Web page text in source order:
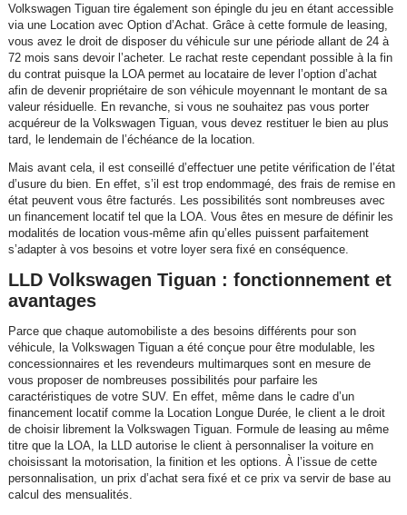
Volkswagen Tiguan tire également son épingle du jeu en étant accessible
via une Location avec Option d’Achat. Grâce à cette formule de leasing,
vous avez le droit de disposer du véhicule sur une période allant de 24 à
72 mois sans devoir l’acheter. Le rachat reste cependant possible à la fin
du contrat puisque la LOA permet au locataire de lever l’option d’achat
afin de devenir propriétaire de son véhicule moyennant le montant de sa
valeur résiduelle. En revanche, si vous ne souhaitez pas vous porter
acquéreur de la Volkswagen Tiguan, vous devez restituer le bien au plus
tard, le lendemain de l’échéance de la location.
Mais avant cela, il est conseillé d’effectuer une petite vérification de l’état
d’usure du bien. En effet, s’il est trop endommagé, des frais de remise en
état peuvent vous être facturés. Les possibilités sont nombreuses avec
un financement locatif tel que la LOA. Vous êtes en mesure de définir les
modalités de location vous-même afin qu’elles puissent parfaitement
s’adapter à vos besoins et votre loyer sera fixé en conséquence.
LLD Volkswagen Tiguan : fonctionnement et
avantages
Parce que chaque automobiliste a des besoins différents pour son
véhicule, la Volkswagen Tiguan a été conçue pour être modulable, les
concessionnaires et les revendeurs multimarques sont en mesure de
vous proposer de nombreuses possibilités pour parfaire les
caractéristiques de votre SUV. En effet, même dans le cadre d’un
financement locatif comme la Location Longue Durée, le client a le droit
de choisir librement la Volkswagen Tiguan. Formule de leasing au même
titre que la LOA, la LLD autorise le client à personnaliser la voiture en
choisissant la motorisation, la finition et les options. À l’issue de cette
personnalisation, un prix d’achat sera fixé et ce prix va servir de base au
calcul des mensualités.